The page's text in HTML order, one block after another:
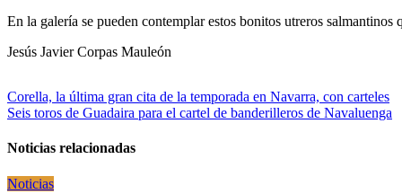
En la galería se pueden contemplar estos bonitos utreros salmantinos
Jesús Javier Corpas Mauleón
Navegación
de
entradas
Corella, la última gran cita de la temporada en Navarra, con carteles
Seis toros de Guadaira para el cartel de banderilleros de Navaluenga
Noticias relacionadas
Noticias